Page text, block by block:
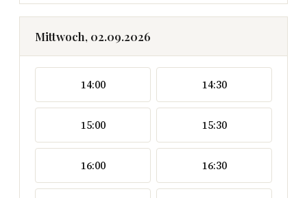
Mittwoch, 02.09.2026
14:00 14:30
15:00 15:30
16:00 16:30